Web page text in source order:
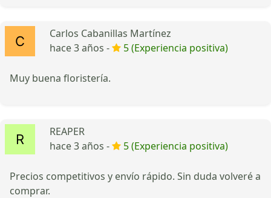
Carlos Cabanillas Martínez
hace 3 años -
5 (Experiencia positiva)
Muy buena floristería.
REAPER
hace 3 años -
5 (Experiencia positiva)
Precios competitivos y envío rápido. Sin duda volveré a
comprar.